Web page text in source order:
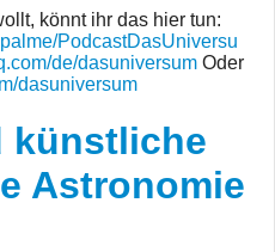
könnt ihr das hier tun:
PodcastDasUniversu
de/dasuniversum Oder
dasuniversum
künstliche
Astronomie